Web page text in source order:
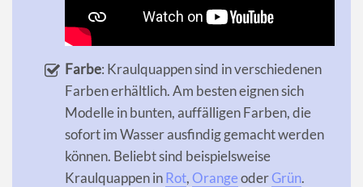
Farbe: Kraulquappen sind in verschiedenen
Farben erhältlich. Am besten eignen sich
Modelle in bunten, auffälligen Farben, die
sofort im Wasser ausfindig gemacht werden
können. Beliebt sind beispielsweise
Kraulquappen inRot, OrangeoderGrün.